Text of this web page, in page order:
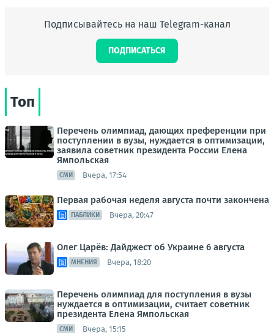
Подписывайтесь на наш Telegram-канал
ПОДПИСАТЬСЯ
Топ
Перечень олимпиад, дающих преференции при
поступлении в вузы, нуждается в оптимизации,
заявила советник президента России Елена
Ямпольская
СМИ Вчера, 17:54
Первая рабочая неделя августа почти закончена
ПАБЛИКИ Вчера, 20:47
Олег Царёв: Дайджест об Украине 6 августа
МНЕНИЯ Вчера, 18:20
Перечень олимпиад для поступления в вузы
нуждается в оптимизации, считает советник
президента Елена Ямпольская
СМИ Вчера, 15:15